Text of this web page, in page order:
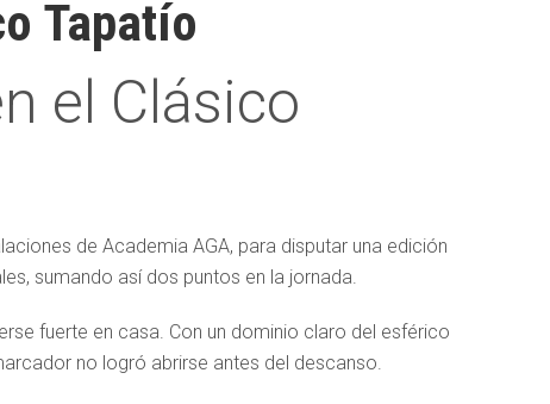
Tapatío
el Clásico
de Academia AGA, para disputar una edición
sumando así dos puntos en la jornada.
fuerte en casa. Con un dominio claro del esférico
no logró abrirse antes del descanso.